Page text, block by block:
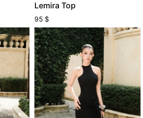
Lemira Top
95 $